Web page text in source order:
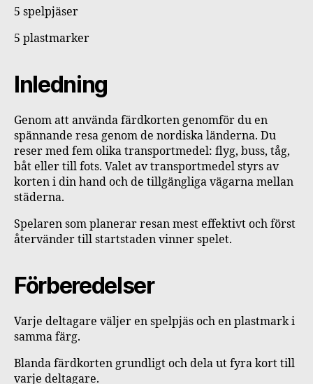
5 spelpjäser
5 plastmarker
Inledning
Genom att använda färdkorten genomför du en
spännande resa genom de nordiska länderna. Du
reser med fem olika transportmedel: flyg, buss, tåg,
båt eller till fots. Valet av transportmedel styrs av
korten i din hand och de tillgängliga vägarna mellan
städerna.
Spelaren som planerar resan mest effektivt och först
återvänder till startstaden vinner spelet.
Förberedelser
Varje deltagare väljer en spelpjäs och en plastmark i
samma färg.
Blanda färdkorten grundligt och dela ut fyra kort till
varje deltagare.